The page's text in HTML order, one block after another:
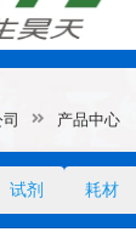
产品中心
试剂 耗材